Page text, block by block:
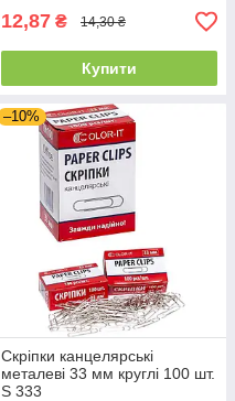
12,87 ₴ 14,30 ₴
Купити
–10%
Скріпки канцелярські
металеві 33 мм круглі 100 шт.
S 333